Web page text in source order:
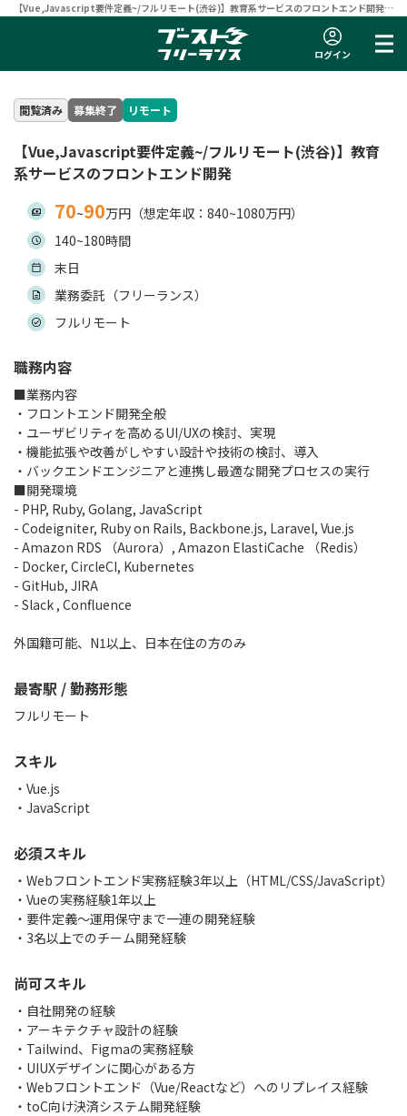
【Vue,Javascript要件定義~/フルリモート(渋谷)】教育系サービスのフロントエンド開発 |
フリーランスエンジニア向け案件サイト 【ブーストフリーランス】
ログイン
閲覧済み 募集終了 リモート
【Vue,Javascript要件定義~/フルリモート(渋谷)】教育
系サービスのフロントエンド開発
70~90万円（想定年収：840~1080万円）
140~180時間
末日
業務委託（フリーランス）
フルリモート
職務内容
■業務内容
・フロントエンド開発全般
・ユーザビリティを高めるUI/UXの検討、実現
・機能拡張や改善がしやすい設計や技術の検討、導入
・バックエンドエンジニアと連携し最適な開発プロセスの実行
■開発環境
- PHP, Ruby, Golang, JavaScript
- Codeigniter, Ruby on Rails, Backbone.js, Laravel, Vue.js
- Amazon RDS （Aurora）, Amazon ElastiCache （Redis）
- Docker, CircleCI, Kubernetes
- GitHub, JIRA
- Slack , Confluence
外国籍可能、N1以上、日本在住の方のみ
最寄駅 / 勤務形態
フルリモート
スキル
Vue.js
JavaScript
必須スキル
・Webフロントエンド実務経験3年以上（HTML/CSS/JavaScript）
・Vueの実務経験1年以上
・要件定義～運用保守まで一連の開発経験
・3名以上でのチーム開発経験
尚可スキル
・自社開発の経験
・アーキテクチャ設計の経験
・Tailwind、Figmaの実務経験
・UIUXデザインに関心がある方
・Webフロントエンド（Vue/Reactなど）へのリプレイス経験
・toC向け決済システム開発経験